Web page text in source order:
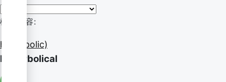
検索内容:
hyperbolic)
hyperbolical